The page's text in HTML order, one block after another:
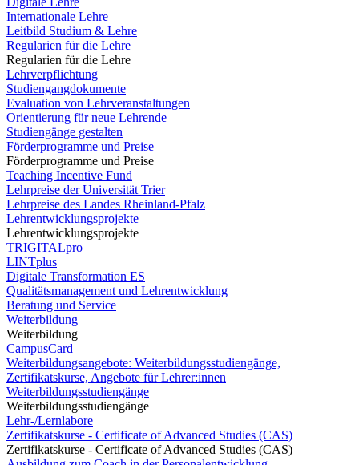
Internationale Lehre
Leitbild Studium & Lehre
Regularien für die Lehre
Regularien für die Lehre
Lehrverpflichtung
Studiengangdokumente
Evaluation von Lehrveranstaltungen
Orientierung für neue Lehrende
Studiengänge gestalten
Förderprogramme und Preise
Förderprogramme und Preise
Teaching Incentive Fund
Lehrpreise der Universität Trier
Lehrpreise des Landes Rheinland-Pfalz
Lehrentwicklungsprojekte
Lehrentwicklungsprojekte
TRIGITALpro
LINTplus
Digitale Transformation ES
Qualitätsmanagement und Lehrentwicklung
Beratung und Service
Weiterbildung
Weiterbildung
CampusCard
Weiterbildungsangebote: Weiterbildungsstudiengänge,
Zertifikatskurse, Angebote für Lehrer:innen
Weiterbildungsstudiengänge
Weiterbildungsstudiengänge
Lehr-/Lernlabore
Zertifikatskurse - Certificate of Advanced Studies (CAS)
Zertifikatskurse - Certificate of Advanced Studies (CAS)